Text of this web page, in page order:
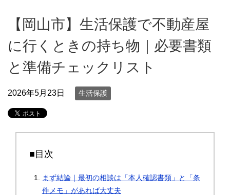
【岡山市】生活保護で不動産屋
に行くときの持ち物｜必要書類
と準備チェックリスト
2026年5月23日 生活保護
■目次
まず結論｜最初の相談は「本人確認書類」と「条
件メモ」があれば大丈夫